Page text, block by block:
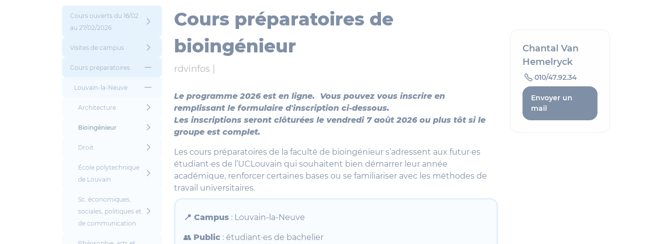
Cours ouverts du 16/02
au 27/02/2026
Visites de campus
Cours préparatoires
Louvain-la-Neuve
Architecture
Bioingénieur
Droit
École polytechnique
de Louvain
Sc. économiques,
sociales, politiques et
de communication
Cours préparatoires de
bioingénieur
rdvinfos |
Le programme 2026 est en ligne. Vous pouvez vous inscrire en
remplissant le formulaire d'inscription ci-dessous.
Les inscriptions seront clôturées le vendredi 7 août 2026 ou plus tôt si le
groupe est complet.
Les cours préparatoires de la faculté de bioingénieur s’adressent aux futur·es
étudiant·es de l’UCLouvain qui souhaitent bien démarrer leur année
académique, renforcer certaines bases ou se familiariser avec les méthodes de
travail universitaires.
📍 Campus : Louvain-la-Neuve
👥 Public : étudiant·es de bachelier
Chantal Van
Hemelryck
010/47.92.34
Envoyer un
mail